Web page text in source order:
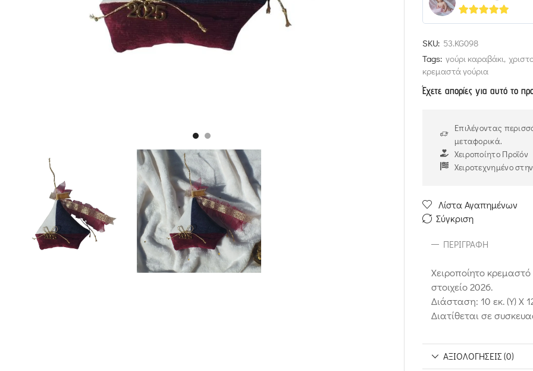
5out of 5
SKU: 53.KG098
Tags: γούρι καραβάκι,
κρεμαστά γούρια
Έχετε απορίες για αυτό το
Επιλέγοντας
μεταφορικά.
Χειροποίητο Προϊόν
Χειροτεχνημένο
Λίστα Αγαπημένων
Σύγκριση
ΠΕΡΙΓΡΑΦΉ
Χειροποίητο
στοιχείο 2026.
Διάσταση: 10 εκ. (Υ) X
Διατίθεται σε
ΑΞΙΟΛΟΓΉΣΕΙΣ (0)